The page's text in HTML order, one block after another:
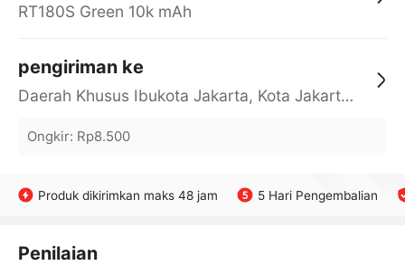
RT180S Green 10k mAh
pengiriman ke
Daerah Khusus Ibukota Jakarta, Kota Jakarta Barat, Cengkareng, yy
Ongkir: Rp8.500
Produk dikirimkan maks 48 jam 5 Hari Pengembalian
Penilaian